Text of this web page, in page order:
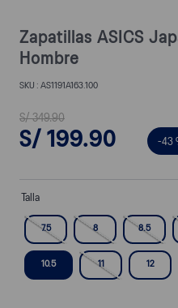
Zapatillas ASICS
Hombre
AS1191A163.100
S/ 349.90
S/ 199.90 -43
Talla
7.5 8 8.5
10.5 11 12